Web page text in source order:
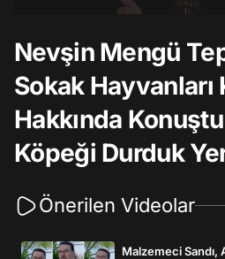
Nevşin Mengü
Sokak Hayvanları
Hakkında
Köpeği Durduk
Önerilen Videolar
Malzemeci